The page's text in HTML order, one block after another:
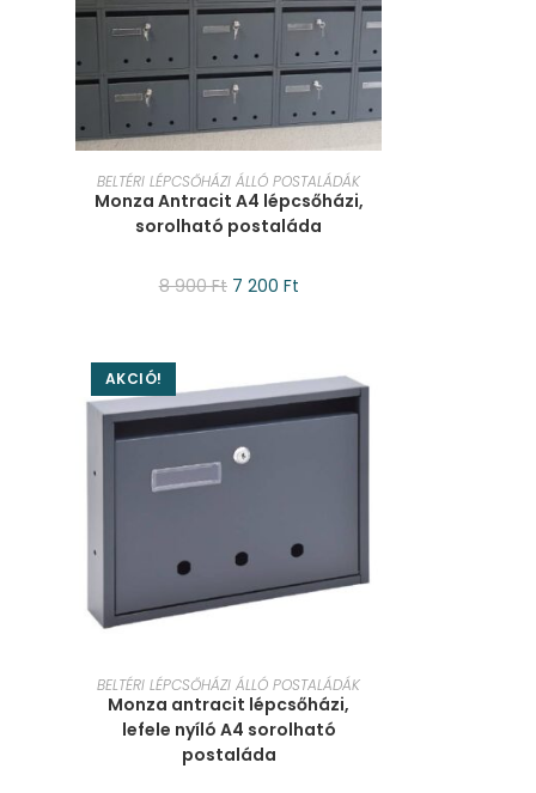
KOSÁRBA TESZEM
BELTÉRI LÉPCSŐHÁZI ÁLLÓ POSTALÁDÁK
Monza Antracit A4 lépcsőházi,
sorolható postaláda
8 900Ft 7 200 Ft
AKCIÓ!
KOSÁRBA TESZEM
BELTÉRI LÉPCSŐHÁZI ÁLLÓ POSTALÁDÁK
Monza antracit lépcsőházi,
lefele nyíló A4 sorolható
postaláda